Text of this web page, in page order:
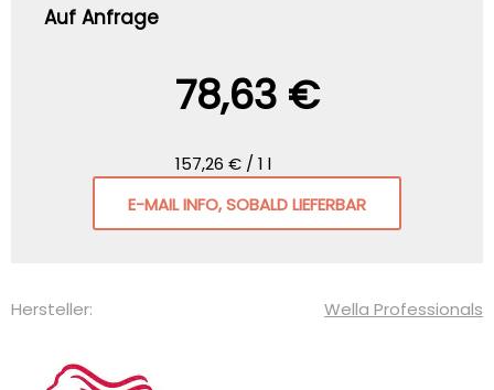
Auf Anfrage
78,63 €
157,26 € / 1 l
E-MAIL INFO, SOBALD LIEFERBAR
Hersteller: Wella Professionals